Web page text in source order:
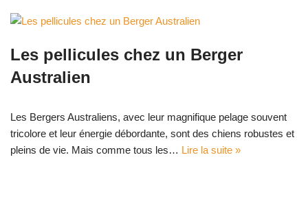
Les pellicules chez un Berger
Australien
Les Bergers Australiens, avec leur magnifique pelage souvent
tricolore et leur énergie débordante, sont des chiens robustes et
pleins de vie. Mais comme tous les… Lire la suite »